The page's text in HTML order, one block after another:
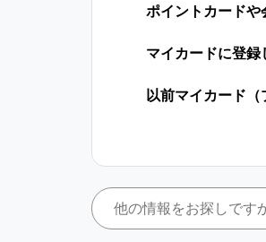
ポイントカードや
マイカードに登
以前マイカード